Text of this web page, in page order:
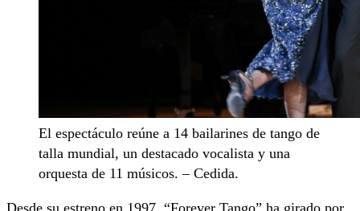
El espectáculo reúne a 14 bailarines de tango de
talla mundial, un destacado vocalista y una
orquesta de 11 músicos. – Cedida.
Desde su estreno en 1997, “Forever Tango” ha girado por